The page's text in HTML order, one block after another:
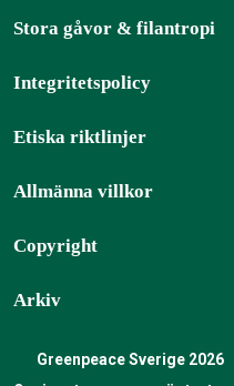
Stora gåvor & filantropi
Integritetspolicy
Etiska riktlinjer
Allmänna villkor
Copyright
Arkiv
Greenpeace Sverige 2026